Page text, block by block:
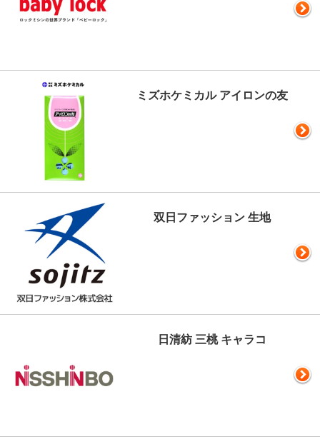
ミズホケミカル アイロンの友
双日ファッション 生地
日清紡 三桃 キャラコ